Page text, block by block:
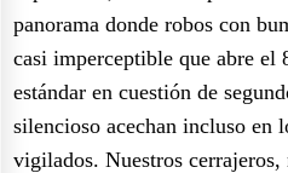
panorama donde robos con
casi imperceptible que abre el
estándar en cuestión de
silencioso acechan incluso en
vigilados. Nuestros cerrajeros,